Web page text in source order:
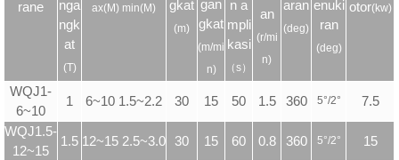
rane
nga
ngk
at
(T)
ax(M) min(M) gkat
(m)
gan
gkat
(m/mi
n)
n a
mpli
kasi
（s）
an
(r/mi
n)
aran
(deg)
enuki
ran
(deg)
otor(kw)
WQJ1-
6~10
1 6~10 1.5~2.2 30 15 50 1.5 360 5°/2° 7.5
WQJ1.5-
12~15
1.5 12~15 2.5~3.0 30 15 60 0.8 360 5°/2° 15